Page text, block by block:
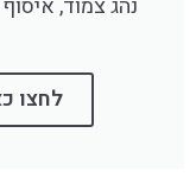
נהג צמוד,
לחצו